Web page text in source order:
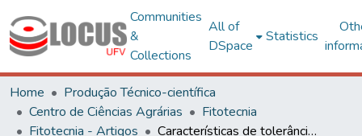
Communities
&
Collections
All of
DSpace
Statistics
Home
Produção Técnico-científica
Centro de Ciências Agrárias
Fitotecnia
Fitotecnia - Artigos
Características de tolerância à seca em genótipos de uma coleção nuclear de arroz de terras altas